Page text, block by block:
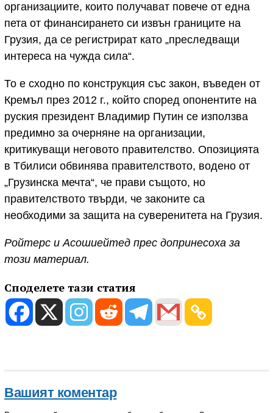
организациите, които получават повече от една
пета от финансирането си извън границите на
Грузия, да се регистрират като „преследващи
интереса на чужда сила“.
То е сходно по конструкция със закон, въведен от
Кремъл през 2012 г., който според опонентите на
руския президент Владимир Путин се използва
предимно за очерняне на организации,
критикуващи неговото правителство. Опозицията
в Тбилиси обвинява правителството, водено от
„Грузинска мечта“, че прави същото, но
правителството твърди, че законите са
необходими за защита на суверенитета на Грузия.
Ройтерс и Асошиейтед прес допринесоха за
този материал.
Споделете тази статия
Вашият коментар